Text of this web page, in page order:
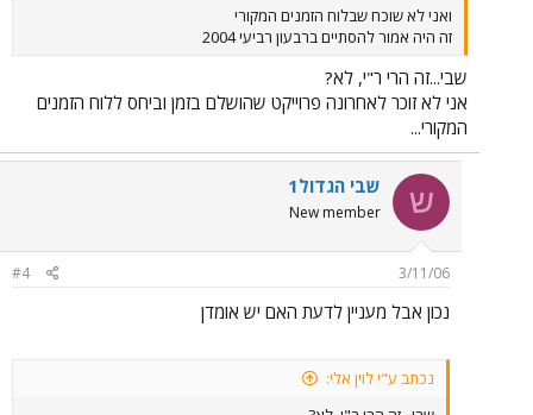
ואני לא שוכח שבלוח הזמנים המקורי
זה היה אמור להסתיים ברבעון רביעי 2004
שבי...זה הרי ר"י, לא?
אני לא זוכר לאחרונה פרוייקט שהושלם בזמן וביחס ללוח הזמנים
המקורי...
ש שבי הגדול1
New member
3/11/06
#4
נכון אבל מעניין לדעת האם יש אומדן
נכתב ע"י לוין אלי: